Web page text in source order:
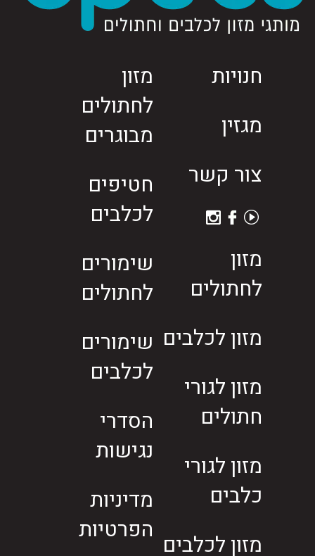
חנויות
מגזין
צור קשר
מזון
לחתולים
מזון לכלבים
מזון לגורי
חתולים
מזון לגורי
כלבים
מזון לכלבים
מזון
לחתולים
מבוגרים
חטיפים
לכלבים
שימורים
לחתולים
שימורים
לכלבים
הסדרי
נגישות
מדיניות
הפרטיות